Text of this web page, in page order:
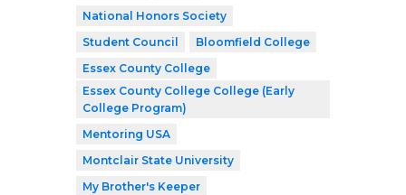
National Honors Society
Student Council
Bloomfield College
Essex County College
Essex County College College (Early
College Program)
Mentoring USA
Montclair State University
My Brother's Keeper